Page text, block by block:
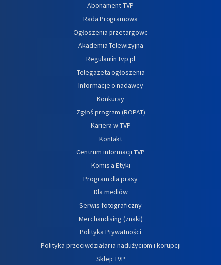
Abonament TVP
Rada Programowa
Ogłoszenia przetargowe
Akademia Telewizyjna
Regulamin tvp.pl
Telegazeta ogłoszenia
Informacje o nadawcy
Konkursy
Zgłoś program (ROPAT)
Kariera w TVP
Kontakt
Centrum informacji TVP
Komisja Etyki
Program dla prasy
Dla mediów
Serwis fotograficzny
Merchandising (znaki)
Polityka Prywatności
Polityka przeciwdziałania nadużyciom i korupcji
Sklep TVP